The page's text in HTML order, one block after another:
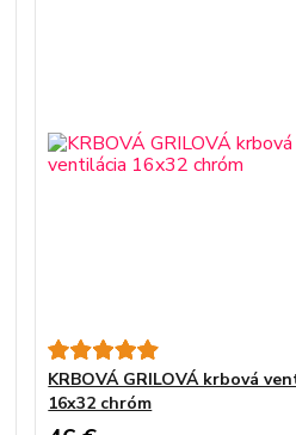
KRBOVÁ GRILOVÁ krbová
16x32 chróm